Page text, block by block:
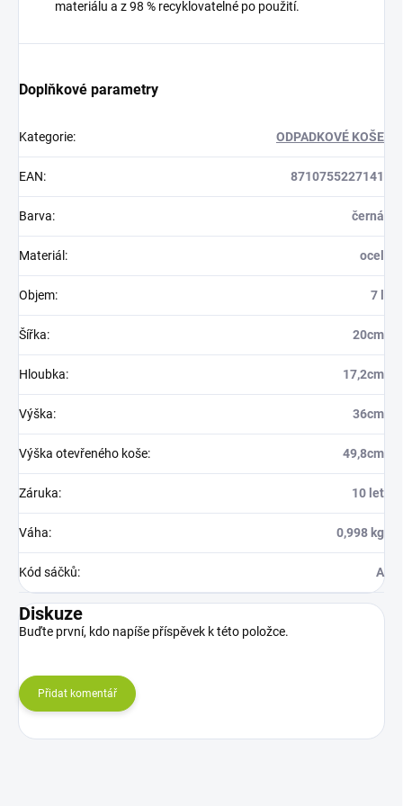
materiálu a z 98 % recyklovatelné po použití.
Doplňkové parametry
Kategorie: ODPADKOVÉ KOŠE
EAN: 8710755227141
Barva: černá
Materiál : ocel
Objem: 7 l
Šířka: 20cm
Hloubka: 17,2cm
Výška: 36cm
Výška otevřeného koše: 49,8cm
Záruka: 10 let
Váha: 0,998 kg
Kód sáčků: A
Diskuze
Buďte první, kdo napíše příspěvek k této položce.
Přidat komentář